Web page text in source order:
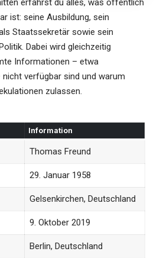
erfährst du alles, was öffentlich
ist: seine Ausbildung, sein
Staatssekretär sowie sein
Dabei wird gleichzeitig
Informationen – etwa
verfügbar sind und warum
zulassen.
Information
Thomas Freund
29. Januar 1958
Gelsenkirchen, Deutschland
9. Oktober 2019
Berlin, Deutschland